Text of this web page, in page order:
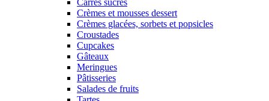
Carrés sucrés
Crèmes et mousses dessert
Crèmes glacées, sorbets et popsicles
Croustades
Cupcakes
Gâteaux
Meringues
Pâtisseries
Salades de fruits